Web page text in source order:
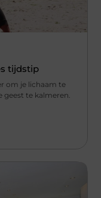
tijdstip
om je lichaam te
te kalmeren.